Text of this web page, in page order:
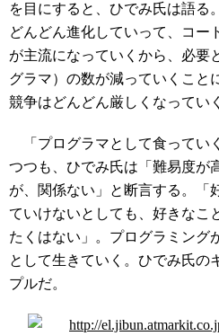
を目にすると、ひでみ氏は語る
どんどん進化していって、コー
が主流になっていくから、必要
グラマ）の数が減っていくこと
競争はどんどん厳しくなってい
「プログラマとして食ってい
つつも、ひでみ氏は「難易度が
が、関係ない」と断言する。「
ていけないとしても、好きなこ
たくはない」。プログラミング
として生きていく。ひでみ氏の
プルだ。